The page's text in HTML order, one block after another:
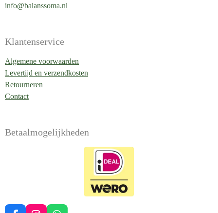
info@balanssoma.nl
Klantenservice
Algemene voorwaarden
Levertijd en verzendkosten
Retourneren
Contact
Betaalmogelijkheden